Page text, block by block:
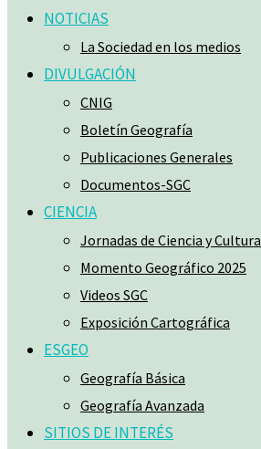
NOTICIAS
La Sociedad en los medios
DIVULGACIÓN
CNIG
Boletín Geografía
Publicaciones Generales
Documentos-SGC
CIENCIA
Jornadas de Ciencia y Cultura
Momento Geográfico 2025
Videos SGC
Exposición Cartográfica
ESGEO
Geografía Básica
Geografía Avanzada
SITIOS DE INTERÉS